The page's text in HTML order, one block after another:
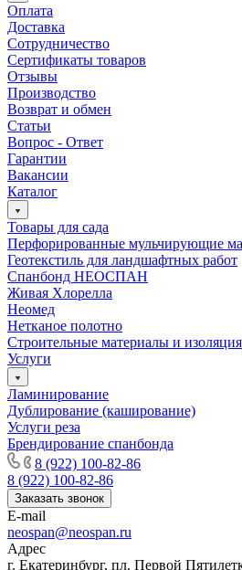
Оплата
Доставка
Сотрудничество
Сертификаты товаров
Отзывы
Производство
Возврат и обмен
Статьи
Вопрос - Ответ
Гарантии
Вакансии
Каталог
Товары для сада
Перфорированные мульчирующие
Геотекстиль для ландшафтных работ
Спанбонд НЕОСПАН
Живая Хлорелла
Нeомед
Нетканое полотно
Строительные материалы и изоляция
Услуги
Ламинирование
Дублирование (каширование)
Услуги реза
Брендирование спанбонда
8 (922) 100-82-86
8 (922) 100-82-86
Заказать звонок
E-mail
neospan@neospan.ru
Адрес
г. Екатеринбург, пл. Первой